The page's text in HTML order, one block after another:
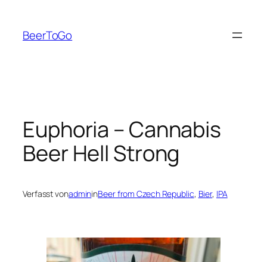
springen
BeerToGo
Euphoria – Cannabis
Beer Hell Strong
Verfasst vonadmininBeer from Czech Republic, Bier, IPA